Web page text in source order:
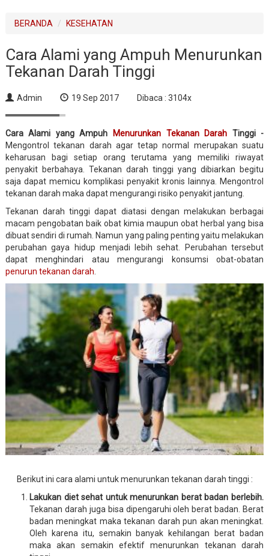
BERANDA KESEHATAN
Cara Alami yang Ampuh Menurunkan
Tekanan Darah Tinggi
Admin 19 Sep 2017 Dibaca : 3104x
Cara Alami yang Ampuh Menurunkan Tekanan Darah Tinggi -
Mengontrol tekanan darah agar tetap normal merupakan suatu
keharusan bagi setiap orang terutama yang memiliki riwayat
penyakit berbahaya. Tekanan darah tinggi yang dibiarkan begitu
saja dapat memicu komplikasi penyakit kronis lainnya. Mengontrol
tekanan darah maka dapat mengurangi risiko penyakit jantung.
Tekanan darah tinggi dapat diatasi dengan melakukan berbagai
macam pengobatan baik obat kimia maupun obat herbal yang bisa
dibuat sendiri di rumah. Namun yang paling penting yaitu melakukan
perubahan gaya hidup menjadi lebih sehat. Perubahan tersebut
dapat menghindari atau mengurangi konsumsi obat-obatan
penurun tekanan darah
Berikut ini cara alami untuk menurunkan tekanan darah tinggi :
Lakukan diet sehat untuk menurunkan berat badan berlebih.
Tekanan darah juga bisa dipengaruhi oleh berat badan. Berat
badan meningkat maka tekanan darah pun akan meningkat.
Oleh karena itu, semakin banyak kehilangan berat badan
maka akan semakin efektif menurunkan tekanan darah